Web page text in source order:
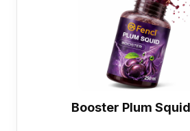
Booster Plum